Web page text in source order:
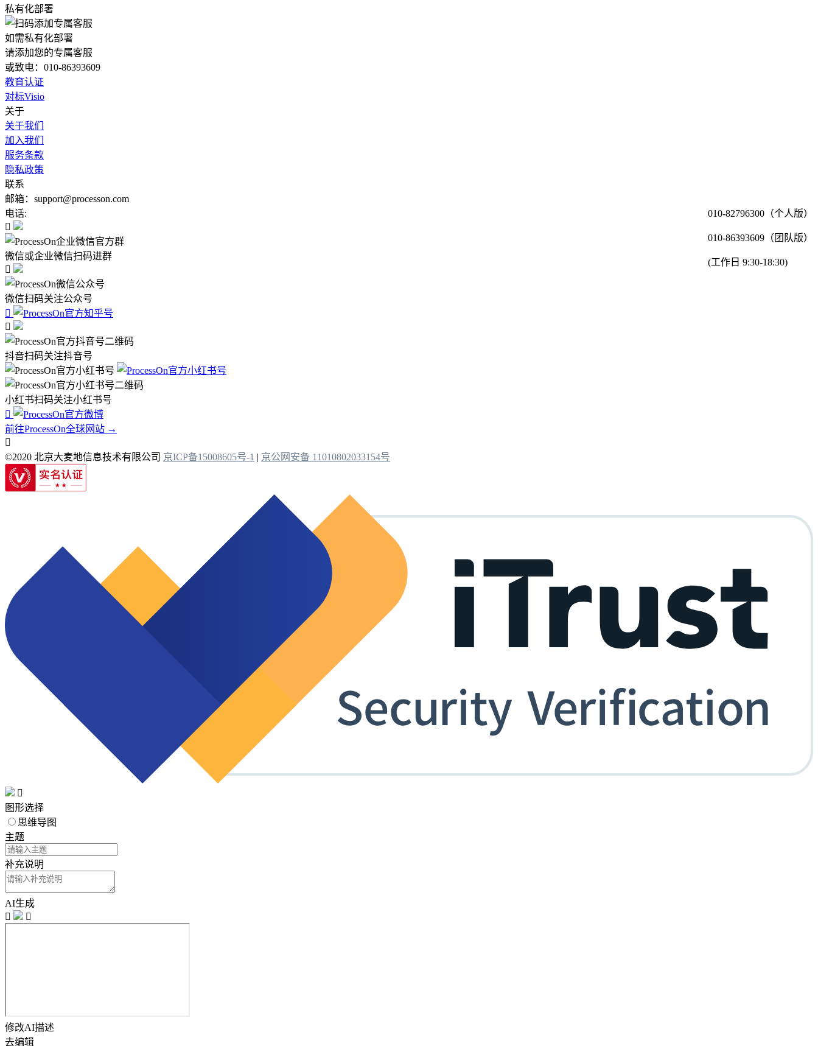
私有化部署
如需私有化部署
请添加您的专属客服
或致电：010-86393609
教育认证
对标Visio
关于
关于我们
加入我们
服务条款
隐私政策
联系
邮箱：support@processon.com
电话:
010-82796300（个人版）
010-86393609（团队版）
(工作日 9:30-18:30)

微信或企业微信扫码进群

微信扫码关注公众号


抖音扫码关注抖音号
小红书扫码关注小红书号

前往ProcessOn全球网站 →

©2020 北京大麦地信息技术有限公司 京ICP备15008605号-1 | 京公网安备 11010802033154号

图形选择
思维导图
主题
补充说明
AI生成


修改AI描述
去编辑